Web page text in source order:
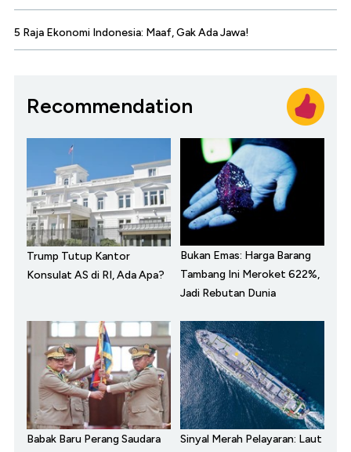
5 Raja Ekonomi Indonesia: Maaf, Gak Ada Jawa!
Recommendation
Trump Tutup Kantor
Konsulat AS di RI, Ada Apa?
Bukan Emas: Harga Barang
Tambang Ini Meroket 622%,
Jadi Rebutan Dunia
Babak Baru Perang Saudara
Sinyal Merah Pelayaran: Laut